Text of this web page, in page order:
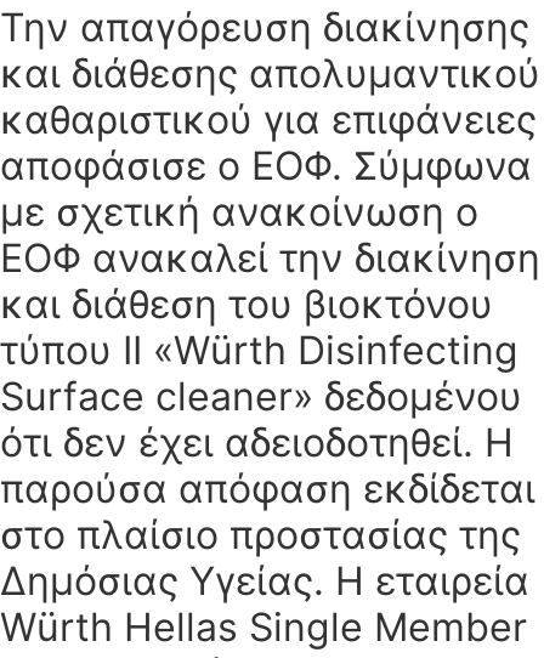
Την απαγόρευση διακίνησης
και διάθεσης απολυμαντικού
καθαριστικού για επιφάνειες
αποφάσισε ο ΕΟΦ. Σύμφωνα
με σχετική ανακοίνωση ο
ΕΟΦ ανακαλεί την διακίνηση
και διάθεση του βιοκτόνου
τύπου ΙΙ «Würth Disinfecting
Surface cleaner» δεδομένου
ότι δεν έχει αδειοδοτηθεί. Η
παρούσα απόφαση εκδίδεται
στο πλαίσιο προστασίας της
Δημόσιας Υγείας. Η εταιρεία
Würth Hellas Single Member